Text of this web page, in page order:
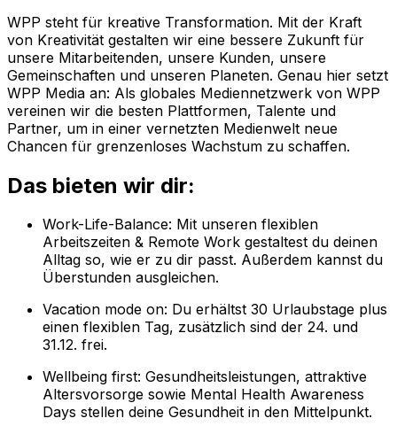
WPP steht für kreative Transformation. Mit der Kraft
von Kreativität gestalten wir eine bessere Zukunft für
unsere Mitarbeitenden, unsere Kunden, unsere
Gemeinschaften und unseren Planeten. Genau hier setzt
WPP Media an: Als globales Mediennetzwerk von WPP
vereinen wir die besten Plattformen, Talente und
Partner, um in einer vernetzten Medienwelt neue
Chancen für grenzenloses Wachstum zu schaffen.
Das bieten wir dir:
Work-Life-Balance: Mit unseren flexiblen
Arbeitszeiten & Remote Work gestaltest du deinen
Alltag so, wie er zu dir passt. Außerdem kannst du
Überstunden ausgleichen.
Vacation mode on: Du erhältst 30 Urlaubstage plus
einen flexiblen Tag, zusätzlich sind der 24. und
31.12. frei.
Wellbeing first: Gesundheitsleistungen, attraktive
Altersvorsorge sowie Mental Health Awareness
Days stellen deine Gesundheit in den Mittelpunkt.